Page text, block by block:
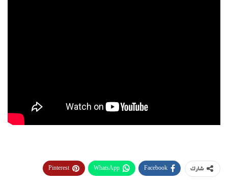
شارك Facebook
WhatsApp
Pinterest